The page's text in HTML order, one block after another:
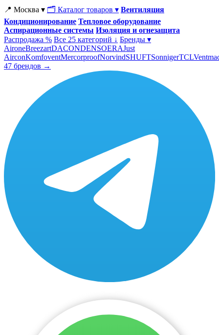
📍 Москва ▾ 🗂 Каталог товаров ▾ Вентиляция
Кондиционирование Тепловое оборудование
Аспирационные системы Изоляция и огнезащита
Распродажа % Все 25 категорий ↓ Бренды ▾
AironeBreezartDACONDENSOERAJust
AirconKomfoventMercorproofNorvindSHUFTSonnigerTCL
47 брендов →